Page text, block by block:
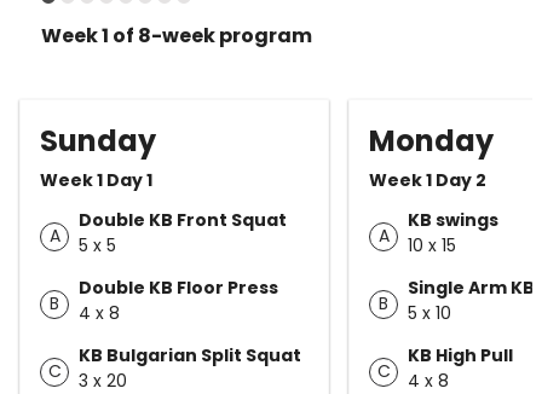
Week 1 of 8-week program
Sunday
Week 1 Day 1
A
Double KB Front Squat
5 x 5
B
Double KB Floor Press
4 x 8
C
KB Bulgarian Split Squat
3 x 20
Monday
Week 1 Day 2
A
KB swings
10 x 15
B
Single Arm KB
5 x 10
C
KB High Pull
4 x 8